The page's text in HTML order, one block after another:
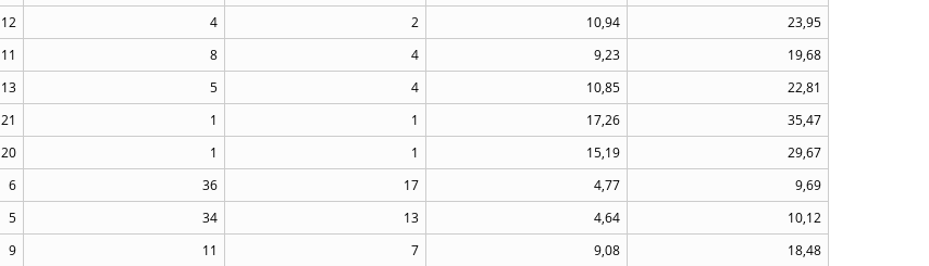
12 4 2 10,94
23,95
11 8 4 9,23
19,68
13 5 4 10,85
22,81
21 1 1 17,26
35,47
20 1 1 15,19
29,67
6 36 17 4,77
9,69
5 34 13 4,64
10,12
9 11 7 9,08
18,48